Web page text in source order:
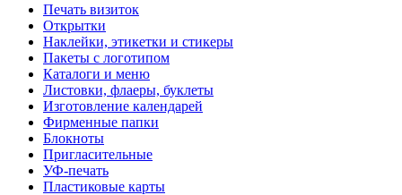
Печать визиток
Открытки
Наклейки, этикетки и стикеры
Пакеты с логотипом
Каталоги и меню
Листовки, флаеры, буклеты
Изготовление календарей
Фирменные папки
Блокноты
Пригласительные
УФ-печать
Пластиковые карты